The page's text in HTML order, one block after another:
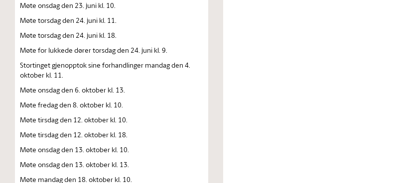
Møte onsdag den 23. juni kl. 10.
Møte torsdag den 24. juni kl. 11.
Møte torsdag den 24. juni kl. 18.
Møte for lukkede dører torsdag den 24. juni kl. 9.
Stortinget gjenopptok sine forhandlinger mandag den 4.
oktober kl. 11.
Møte onsdag den 6. oktober kl. 13.
Møte fredag den 8. oktober kl. 10.
Møte tirsdag den 12. oktober kl. 10.
Møte tirsdag den 12. oktober kl. 18.
Møte onsdag den 13. oktober kl. 10.
Møte onsdag den 13. oktober kl. 13.
Møte mandag den 18. oktober kl. 10.